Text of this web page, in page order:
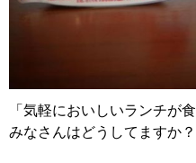
「気軽においしいランチが
みなさんはどうしてますか？